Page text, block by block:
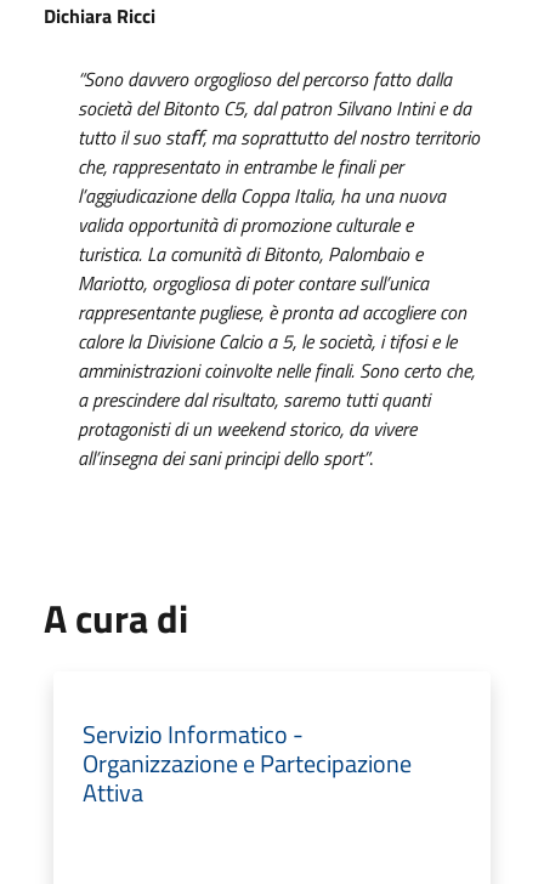
Dichiara Ricci
“Sono davvero orgoglioso del percorso fatto dalla
società del Bitonto C5, dal patron Silvano Intini e da
tutto il suo staﬀ, ma soprattutto del nostro territorio
che, rappresentato in entrambe le finali per
l’aggiudicazione della Coppa Italia, ha una nuova
valida opportunità di promozione culturale e
turistica. La comunità di Bitonto, Palombaio e
Mariotto, orgogliosa di poter contare sull’unica
rappresentante pugliese, è pronta ad accogliere con
calore la Divisione Calcio a 5, le società, i tifosi e le
amministrazioni coinvolte nelle finali. Sono certo che,
a prescindere dal risultato, saremo tutti quanti
protagonisti di un weekend storico, da vivere
all’insegna dei sani principi dello sport”.
A cura di
Servizio Informatico -
Organizzazione e Partecipazione
Attiva